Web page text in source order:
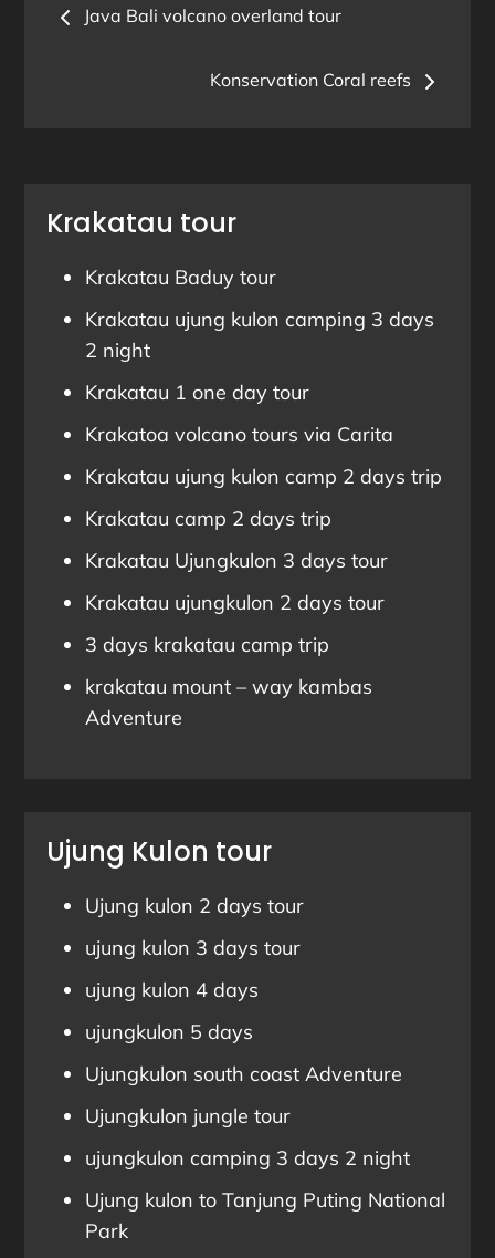
navigation
Java Bali volcano overland tour
Konservation Coral reefs
Krakatau tour
Krakatau Baduy tour
Krakatau ujung kulon camping 3 days
2 night
Krakatau 1 one day tour
Krakatoa volcano tours via Carita
Krakatau ujung kulon camp 2 days trip
Krakatau camp 2 days trip
Krakatau Ujungkulon 3 days tour
Krakatau ujungkulon 2 days tour
3 days krakatau camp trip
krakatau mount – way kambas
Adventure
Ujung Kulon tour
Ujung kulon 2 days tour
ujung kulon 3 days tour
ujung kulon 4 days
ujungkulon 5 days
Ujungkulon south coast Adventure
Ujungkulon jungle tour
ujungkulon camping 3 days 2 night
Ujung kulon to Tanjung Puting National
Park